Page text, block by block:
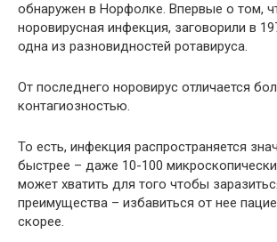
обнаружен в Норфолке. Впервые о том,
норовирусная инфекция, заговорили в
одна из разновидностей ротавируса.
От последнего норовирус отличается
контагиозностью.
То есть, инфекция распространяется
быстрее – даже 10-100
может хватить для того чтобы
преимущества – избавиться от нее
скорее.